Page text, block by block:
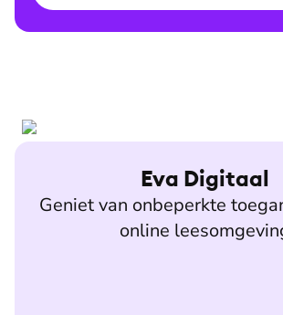
Eva Digitaal
Geniet van onbeperkte
online